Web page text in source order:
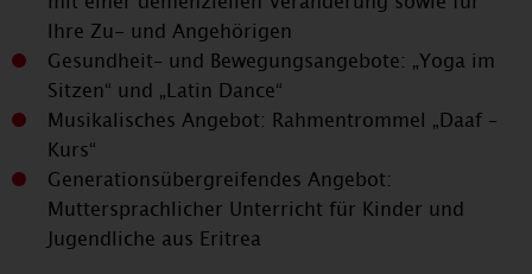
Ihre Zu- und Angehörigen
Gesundheit– und Bewegungsangebote: „Yoga im
Sitzen“ und „Latin Dance“
Musikalisches Angebot: Rahmentrommel „Daaf –
Kurs“
Generationsübergreifendes Angebot:
Muttersprachlicher Unterricht für Kinder und
Jugendliche aus Eritrea